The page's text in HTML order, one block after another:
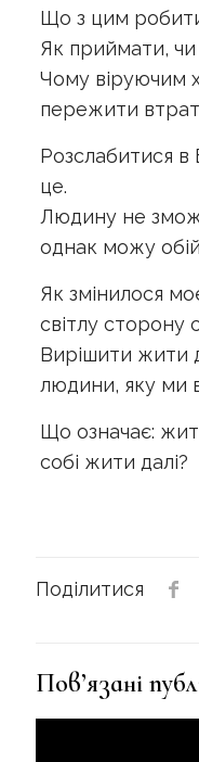
Що з цим
Як приймати, чи
Чому віруючим
пережити
Розслабитися в
це.
Людину не
однак можу
Як змінилося
світлу сторону
Вирішити жити
людини, яку ми
Що означає:
собі жити далі?
Поділитися
Пов’язані